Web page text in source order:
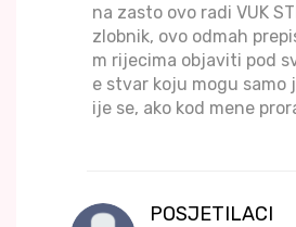
na zasto ovo radi VUK
zlobnik, ovo odmah
m rijecima objaviti pod
e stvar koju mogu samo
ije se, ako kod mene
POSJETILACI